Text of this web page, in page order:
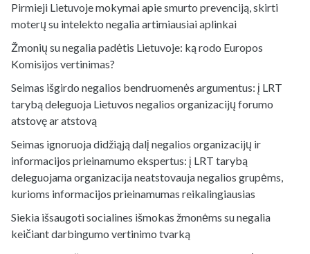
Pirmieji Lietuvoje mokymai apie smurto prevenciją, skirti
moterų su intelekto negalia artimiausiai aplinkai
Žmonių su negalia padėtis Lietuvoje: ką rodo Europos
Komisijos vertinimas?
Seimas išgirdo negalios bendruomenės argumentus: į LRT
tarybą deleguoja Lietuvos negalios organizacijų forumo
atstovę ar atstovą
Seimas ignoruoja didžiąją dalį negalios organizacijų ir
informacijos prieinamumo ekspertus: į LRT tarybą
deleguojama organizacija neatstovauja negalios grupėms,
kurioms informacijos prieinamumas reikalingiausias
Siekia išsaugoti socialines išmokas žmonėms su negalia
keičiant darbingumo vertinimo tvarką